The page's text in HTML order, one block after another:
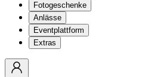
Fotogeschenke
Anlässe
Eventplattform
Extras